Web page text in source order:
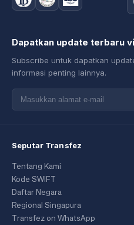
Dapatkan update terbaru
Subscribe untuk dapatkan
informasi penting lainnya.
Seputar Transfez
Tentang Kami
Kode SWIFT
Daftar Negara
Regional Singapura
Transfez on WhatsApp